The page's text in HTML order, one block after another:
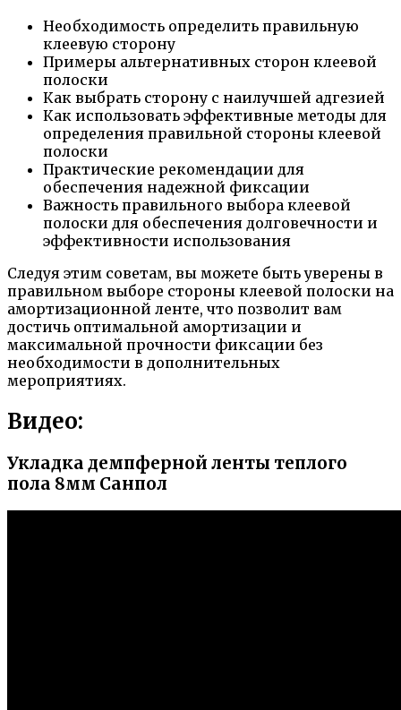
Необходимость определить правильную
клеевую сторону
Примеры альтернативных сторон клеевой
полоски
Как выбрать сторону с наилучшей адгезией
Как использовать эффективные методы для
определения правильной стороны клеевой
полоски
Практические рекомендации для
обеспечения надежной фиксации
Важность правильного выбора клеевой
полоски для обеспечения долговечности и
эффективности использования
Следуя этим советам, вы можете быть уверены в
правильном выборе стороны клеевой полоски на
амортизационной ленте, что позволит вам
достичь оптимальной амортизации и
максимальной прочности фиксации без
необходимости в дополнительных
мероприятиях.
Видео:
Укладка демпферной ленты теплого
пола 8мм Санпол